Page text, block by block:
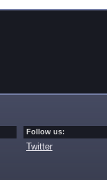
Follow us:
Twitter